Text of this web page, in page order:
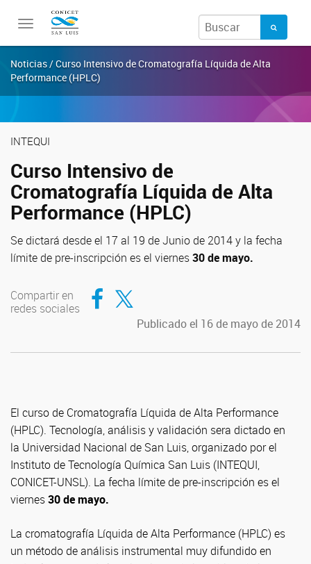
Toggle
Noticias / Curso Intensivo de Cromatografía Líquida de Alta
Performance (HPLC)
INTEQUI
Curso Intensivo de
Cromatografía Líquida de Alta
Performance (HPLC)
Se dictará desde el 17 al 19 de Junio de 2014 y la fecha
límite de pre-inscripción es el viernes30 de mayo.
Compartir en
redes sociales
Compartir en Facebook
Compartir en Twitter
Publicado el 16 de mayo de 2014
El curso de Cromatografía Líquida de Alta Performance
(HPLC). Tecnología, análisis y validación sera dictado en
la Universidad Nacional de San Luis, organizado por el
Instituto de Tecnología Química San Luis (INTEQUI,
CONICET-UNSL). La fecha límite de pre-inscripción es el
viernes30 de mayo.
La cromatografía Líquida de Alta Performance (HPLC) es
un método de análisis instrumental muy difundido en